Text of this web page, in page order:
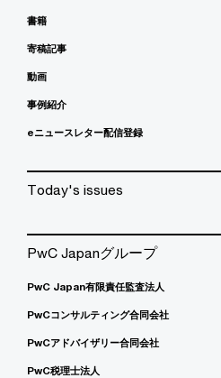
書籍
寄稿記事
動画
事例紹介
eニュースレター配信登録
Today's issues
PwC Japanグループ
PwC Japan有限責任監査法人
PwCコンサルティング合同会社
PwCアドバイザリー合同会社
PwC税理士法人